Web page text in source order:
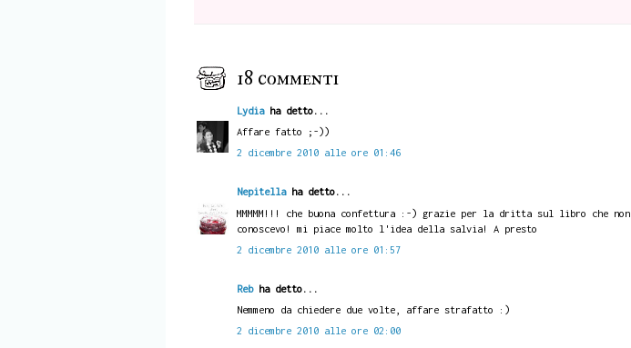
18 commenti
Lydiaha detto...
Affare fatto ;-))
2 dicembre 2010 alle ore 01:46
Nepitellaha detto...
MMMMM!!! che buona confettura :-) grazie per la dritta sul libro che non
conoscevo! mi piace molto l'idea della salvia! A presto
2 dicembre 2010 alle ore 01:57
Rebha detto...
Nemmeno da chiedere due volte, affare strafatto :)
2 dicembre 2010 alle ore 02:00